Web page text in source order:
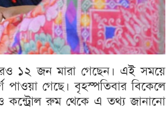
১২ জন মারা গেছেন। এই সময়ে
গেছে। বৃহস্পতিবার বিকেলে
ও কন্ট্রোল রুম থেকে এ তথ্য জানানো